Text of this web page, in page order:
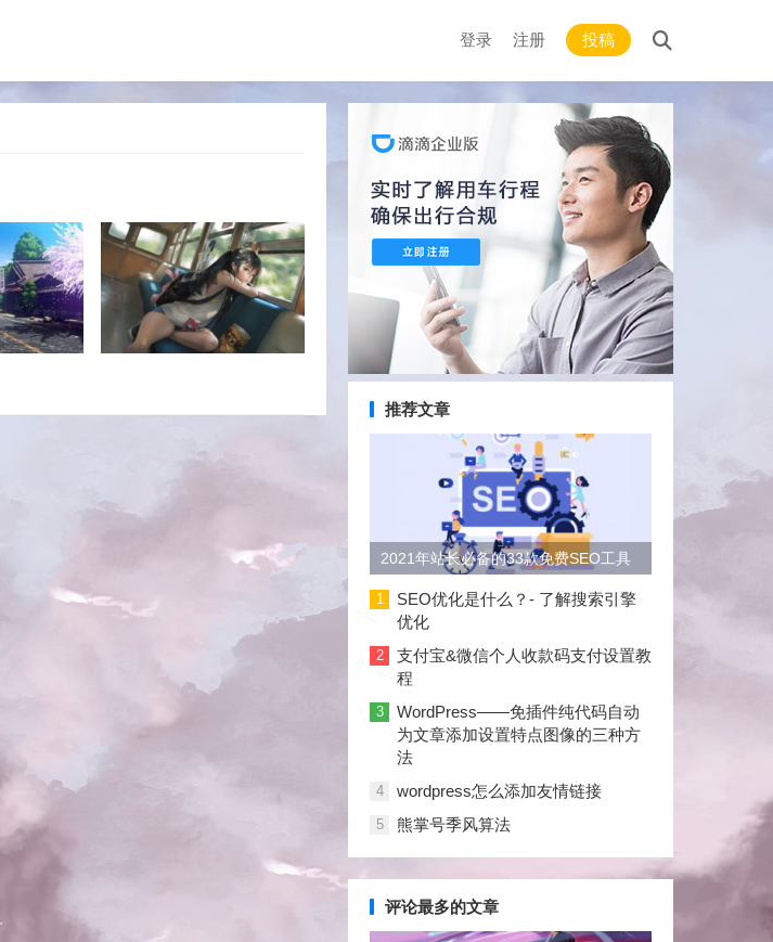
登录 注册 投稿
推荐文章
2021年站长必备的33款免费SEO工具
大合集
1
SEO优化是什么？- 了解搜索引擎
优化
2
支付宝&微信个人收款码支付设置教
程
3
WordPress——免插件纯代码自动
为文章添加设置特点图像的三种方
法
4 wordpress怎么添加友情链接
5 熊掌号季风算法
评论最多的文章